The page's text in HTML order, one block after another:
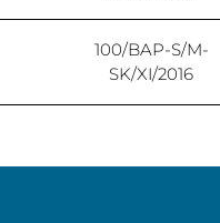
100/BAP-S/M-
SK/XI/2016